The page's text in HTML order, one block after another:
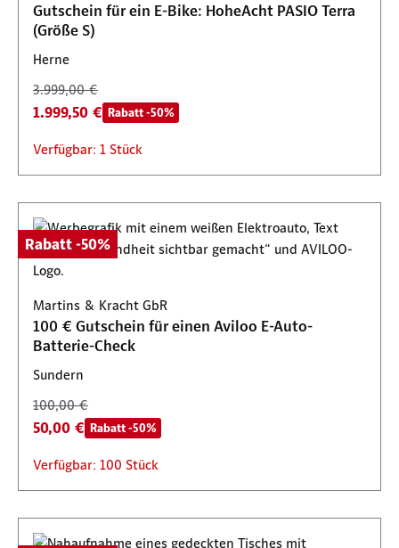
Gutschein für ein E-Bike: HoheAcht PASIO Terra
(Größe S)
Herne
3.999,00 €
1.999,50 € Rabatt -50%
Verfügbar: 1 Stück
Rabatt -50%
Martins & Kracht GbR
100 € Gutschein für einen Aviloo E-Auto-
Batterie-Check
Sundern
100,00 €
50,00 € Rabatt -50%
Verfügbar: 100 Stück